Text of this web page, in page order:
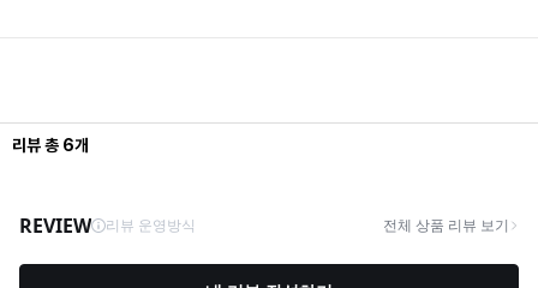
리뷰총 6개